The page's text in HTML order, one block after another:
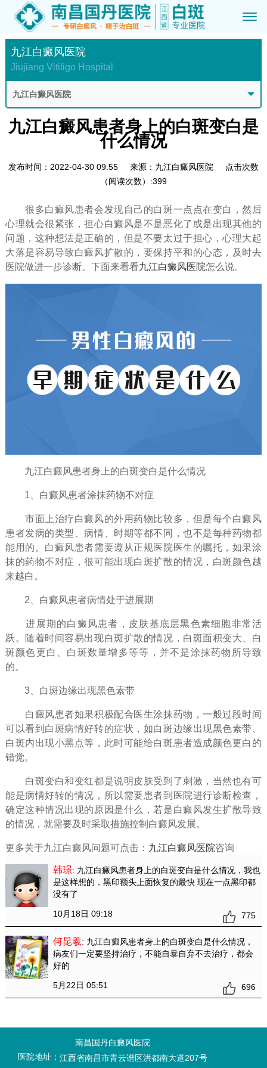
九江白癜风医院
Jiujiang Vitiligo Hospital
九江白癜风医院
九江白癜风患者身上的白斑变白是
什么情况
发布时间：2022-04-30 09:55 来源：九江白癜风医院
点击次数
（阅读次数）:399
很多白癜风患者会发现自己的白斑一点点在变白，然后
心理就会很紧张，担心白癜风是不是恶化了或是出现其他的
问题，这种想法是正确的，但是不要太过于担心，心理大起
大落是容易导致白癜风扩散的，要保持平和的心态，及时去
医院做进一步诊断。下面来看看九江白癜风医院怎么说。
九江白癜风患者身上的白斑变白是什么情况
1、白癜风患者涂抹药物不对症
市面上治疗白癜风的外用药物比较多，但是每个白癜风
患者发病的类型、病情、时期等都不同，也不是每种药物都
能用的。白癜风患者需要遵从正规医院医生的嘱托，如果涂
抹的药物不对症，很可能出现白斑扩散的情况，白斑颜色越
来越白。
2、白癜风患者病情处于进展期
进展期的白癜风患者，皮肤基底层黑色素细胞非常活
跃。随着时间容易出现白斑扩散的情况，白斑面积变大、白
斑颜色更白、白斑数量增多等等，并不是涂抹药物所导致
的。
3、白斑边缘出现黑色素带
白癜风患者如果积极配合医生涂抹药物，一般过段时间
可以看到白斑病情好转的症状，如白斑边缘出现黑色素带、
白斑内出现小黑点等，此时可能给白斑患者造成颜色更白的
错觉。
白斑变白和变红都是说明皮肤受到了刺激，当然也有可
能是病情好转的情况，所以需要患者到医院进行诊断检查，
确定这种情况出现的原因是什么，若是白癜风发生扩散导致
的情况，就需要及时采取措施控制白癜风发展。
更多关于九江白癜风问题可点击： 九江白癜风医院咨询
韩璟: 九江白癜风患者身上的白斑变白是什么情况 ，我也
是这样想的，黑印额头上面恢复的最快 现在一点黑印都
没有了
10月18日 09:18 775
何昆羲: 九江白癜风患者身上的白斑变白是什么情况 ，
病友们一定要坚持治疗，不能自暴自弃不去治疗，都会
好的
5月22日 05:51 696
南昌国丹白癜风医院
医院地址： 江西省南昌市青云谱区洪都南大道207号